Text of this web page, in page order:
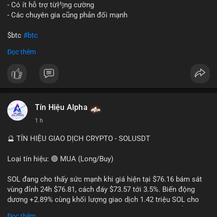
gây sốc thanh khoản tức thời, nhưng vẫn đủ sức tạo biến động
tâm lý ngắn hạn nếu hướng đến sàn tập trung.
Lời khuyên cho nhà đầu tư nhỏ lẻ:
hướng đi của dòng tiền. Tránh hành động theo cảm xúc, ưu
rõ ràng về đích đến của số BTC này.
#dongtienlon
- Có ít hỗ trợ từ礿ng cường
- Các chuyên gia cũng phản đối mạnh
$btc #btc
#vlikevn
📰 Nguồn: CoinDesk
Đọc thêm
Tín Hiệu Alpha
1 h
🔮 TÍN HIỆU GIAO DỊCH CRYPTO - SOLUSDT
Loại tín hiệu: 🟢 MUA (Long/Buy)
SOL đang cho thấy sức mạnh khi giá hiện tại $76.16 bám sát
vùng đỉnh 24h $76.81, cách đáy $73.57 tới 3.5%. Biến động
dương +2.89% cùng khối lượng giao dịch 1.42 triệu SOL cho